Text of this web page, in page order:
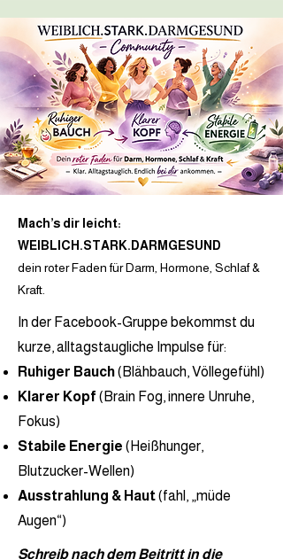
Mach’s dir leicht:
WEIBLICH.STARK.DARMGESUND
dein roter Faden für Darm, Hormone, Schlaf &
Kraft.
In der Facebook-Gruppe bekommst du
kurze, alltagstaugliche Impulse für:
Ruhiger Bauch(Blähbauch, Völlegefühl)
Klarer Kopf (Brain Fog, innere Unruhe,
Fokus)
Stabile Energie (Heißhunger,
Blutzucker-Wellen)
Ausstrahlung & Haut(fahl, „müde
Augen“)
Schreib nach dem Beitritt in die